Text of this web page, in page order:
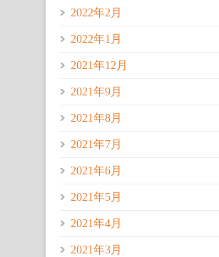
2022年2月
2022年1月
2021年12月
2021年9月
2021年8月
2021年7月
2021年6月
2021年5月
2021年4月
2021年3月